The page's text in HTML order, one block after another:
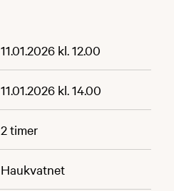
11.01.2026 kl. 12.00
11.01.2026 kl. 14.00
2 timer
Haukvatnet